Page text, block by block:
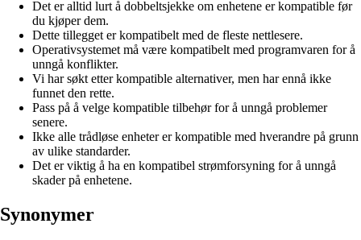
Det er alltid lurt å dobbeltsjekke om enhetene er kompatible før
du kjøper dem.
Dette tillegget er kompatibelt med de fleste nettlesere.
Operativsystemet må være kompatibelt med programvaren for å
unngå konflikter.
Vi har søkt etter kompatible alternativer, men har ennå ikke
funnet den rette.
Pass på å velge kompatible tilbehør for å unngå problemer
senere.
Ikke alle trådløse enheter er kompatible med hverandre på grunn
av ulike standarder.
Det er viktig å ha en kompatibel strømforsyning for å unngå
skader på enhetene.
Synonymer